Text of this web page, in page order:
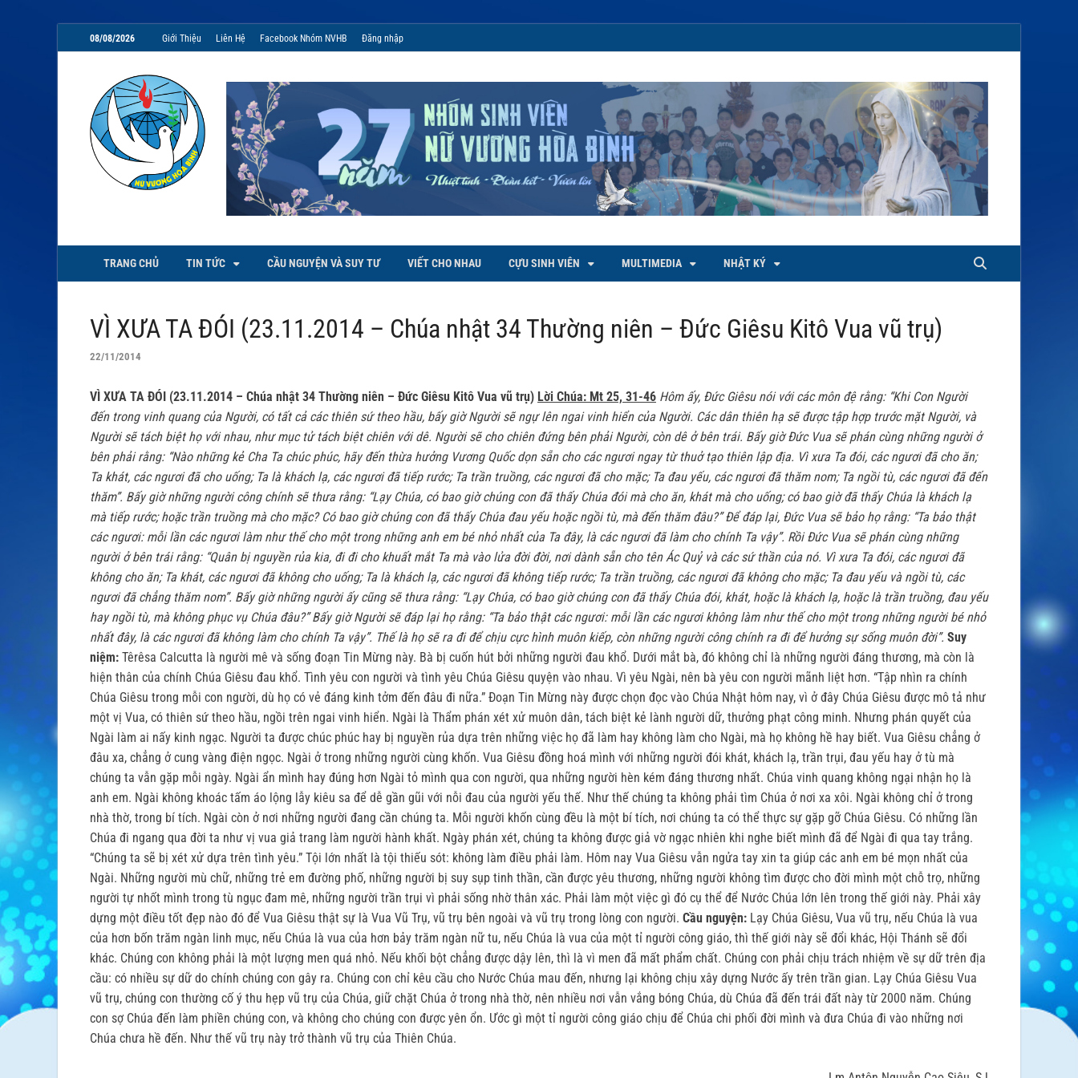
08/08/2026 Giới Thiệu Liên Hệ Facebook Nhóm NVHB Đăng nhập
NVHB.NET
Nhóm Sinh Viên Nữ Vương Hoà Bình
TRANG CHỦ TIN TỨC CẦU NGUYỆN VÀ SUY TƯ VIẾT CHO NHAU CỰU SINH VIÊN MULTIMEDIA NHẬT KÝ
VÌ XƯA TA ĐÓI (23.11.2014 – Chúa nhật 34 Thường niên – Đức Giêsu Kitô Vua vũ trụ)
22/11/2014
VÌ XƯA TA ĐÓI (23.11.2014 – Chúa nhật 34 Thường niên – Đức Giêsu Kitô Vua vũ trụ) Lời Chúa: Mt 25, 31-46 Hôm ấy, Ðức Giêsu nói với các môn đệ rằng: “Khi Con Người
đến trong vinh quang của Người, có tất cả các thiên sứ theo hầu, bấy giờ Người sẽ ngự lên ngai vinh hiển của Người. Các dân thiên hạ sẽ được tập hợp trước mặt Người, và
Người sẽ tách biệt họ với nhau, như mục tử tách biệt chiên với dê. Người sẽ cho chiên đứng bên phải Người, còn dê ở bên trái. Bấy giờ Ðức Vua sẽ phán cùng những người ở
bên phải rằng: “Nào những kẻ Cha Ta chúc phúc, hãy đến thừa hưởng Vương Quốc dọn sẵn cho các ngươi ngay từ thuở tạo thiên lập địa. Vì xưa Ta đói, các ngươi đã cho ăn;
Ta khát, các ngươi đã cho uống; Ta là khách lạ, các ngươi đã tiếp rước; Ta trần truồng, các ngươi đã cho mặc; Ta đau yếu, các ngươi đã thăm nom; Ta ngồi tù, các ngươi đã đến
thăm”. Bấy giờ những người công chính sẽ thưa rằng: “Lạy Chúa, có bao giờ chúng con đã thấy Chúa đói mà cho ăn, khát mà cho uống; có bao giờ đã thấy Chúa là khách lạ
mà tiếp rước; hoặc trần truồng mà cho mặc? Có bao giờ chúng con đã thấy Chúa đau yếu hoặc ngồi tù, mà đến thăm đâu?” Ðể đáp lại, Ðức Vua sẽ bảo họ rằng: “Ta bảo thật
các ngươi: mỗi lần các ngươi làm như thế cho một trong những anh em bé nhỏ nhất của Ta đây, là các ngươi đã làm cho chính Ta vậy”. Rồi Ðức Vua sẽ phán cùng những
người ở bên trái rằng: “Quân bị nguyền rủa kia, đi đi cho khuất mắt Ta mà vào lửa đời đời, nơi dành sẵn cho tên Ác Quỷ và các sứ thần của nó. Vì xưa Ta đói, các ngươi đã
không cho ăn; Ta khát, các ngươi đã không cho uống; Ta là khách lạ, các ngươi đã không tiếp rước; Ta trần truồng, các ngươi đã không cho mặc; Ta đau yếu và ngồi tù, các
ngươi đã chẳng thăm nom”. Bấy giờ những người ấy cũng sẽ thưa rằng: “Lạy Chúa, có bao giờ chúng con đã thấy Chúa đói, khát, hoặc là khách lạ, hoặc là trần truồng, đau yếu
hay ngồi tù, mà không phục vụ Chúa đâu?” Bấy giờ Người sẽ đáp lại họ rằng: “Ta bảo thật các ngươi: mỗi lần các ngươi không làm như thế cho một trong những người bé nhỏ
nhất đây, là các ngươi đã không làm cho chính Ta vậy”. Thế là họ sẽ ra đi để chịu cực hình muôn kiếp, còn những người công chính ra đi để hưởng sự sống muôn đời”. Suy
niệm: Têrêsa Calcutta là người mê và sống đoạn Tin Mừng này. Bà bị cuốn hút bởi những người đau khổ. Dưới mắt bà, đó không chỉ là những người đáng thương, mà còn là
hiện thân của chính Chúa Giêsu đau khổ. Tình yêu con người và tình yêu Chúa Giêsu quyện vào nhau. Vì yêu Ngài, nên bà yêu con người mãnh liệt hơn. “Tập nhìn ra chính
Chúa Giêsu trong mỗi con người, dù họ có vẻ đáng kinh tởm đến đâu đi nữa.” Ðoạn Tin Mừng này được chọn đọc vào Chúa Nhật hôm nay, vì ở đây Chúa Giêsu được mô tả như
một vị Vua, có thiên sứ theo hầu, ngồi trên ngai vinh hiển. Ngài là Thẩm phán xét xử muôn dân, tách biệt kẻ lành người dữ, thưởng phạt công minh. Nhưng phán quyết của
Ngài làm ai nấy kinh ngạc. Người ta được chúc phúc hay bị nguyền rủa dựa trên những việc họ đã làm hay không làm cho Ngài, mà họ không hề hay biết. Vua Giêsu chẳng ở
đâu xa, chẳng ở cung vàng điện ngọc. Ngài ở trong những người cùng khốn. Vua Giêsu đồng hoá mình với những người đói khát, khách lạ, trần trụi, đau yếu hay ở tù mà
chúng ta vẫn gặp mỗi ngày. Ngài ẩn mình hay đúng hơn Ngài tỏ mình qua con người, qua những người hèn kém đáng thương nhất. Chúa vinh quang không ngại nhận họ là
anh em. Ngài không khoác tấm áo lộng lẫy kiêu sa để dễ gần gũi với nỗi đau của người yếu thế. Như thế chúng ta không phải tìm Chúa ở nơi xa xôi. Ngài không chỉ ở trong
nhà thờ, trong bí tích. Ngài còn ở nơi những người đang cần chúng ta. Mỗi người khốn cùng đều là một bí tích, nơi chúng ta có thể thực sự gặp gỡ Chúa Giêsu. Có những lần
Chúa đi ngang qua đời ta như vị vua giả trang làm người hành khất. Ngày phán xét, chúng ta không được giả vờ ngạc nhiên khi nghe biết mình đã để Ngài đi qua tay trắng.
“Chúng ta sẽ bị xét xử dựa trên tình yêu.” Tội lớn nhất là tội thiếu sót: không làm điều phải làm. Hôm nay Vua Giêsu vẫn ngửa tay xin ta giúp các anh em bé mọn nhất của
Ngài. Những người mù chữ, những trẻ em đường phố, những người bị suy sụp tinh thần, cần được yêu thương, những người không tìm được cho đời mình một chỗ trọ, những
người tự nhốt mình trong tù ngục đam mê, những người trần trụi vì phải sống nhờ thân xác. Phải làm một việc gì đó cụ thể để Nước Chúa lớn lên trong thế giới này. Phải xây
dựng một điều tốt đẹp nào đó để Vua Giêsu thật sự là Vua Vũ Trụ, vũ trụ bên ngoài và vũ trụ trong lòng con người. Cầu nguyện: Lạy Chúa Giêsu, Vua vũ trụ, nếu Chúa là vua
của hơn bốn trăm ngàn linh mục, nếu Chúa là vua của hơn bảy trăm ngàn nữ tu, nếu Chúa là vua của một tỉ người công giáo, thì thế giới này sẽ đổi khác, Hội Thánh sẽ đổi
khác. Chúng con không phải là một lượng men quá nhỏ. Nếu khối bột chẳng được dậy lên, thì là vì men đã mất phẩm chất. Chúng con phải chịu trách nhiệm về sự dữ trên địa
cầu: có nhiều sự dữ do chính chúng con gây ra. Chúng con chỉ kêu cầu cho Nước Chúa mau đến, nhưng lại không chịu xây dựng Nước ấy trên trần gian. Lạy Chúa Giêsu Vua
vũ trụ, chúng con thường cố ý thu hẹp vũ trụ của Chúa, giữ chặt Chúa ở trong nhà thờ, nên nhiều nơi vẫn vắng bóng Chúa, dù Chúa đã đến trái đất này từ 2000 năm. Chúng
con sợ Chúa đến làm phiền chúng con, và không cho chúng con được yên ổn. Ước gì một tỉ người công giáo chịu để Chúa chi phối đời mình và đưa Chúa đi vào những nơi
Chúa chưa hề đến. Như thế vũ trụ này trở thành vũ trụ của Thiên Chúa.